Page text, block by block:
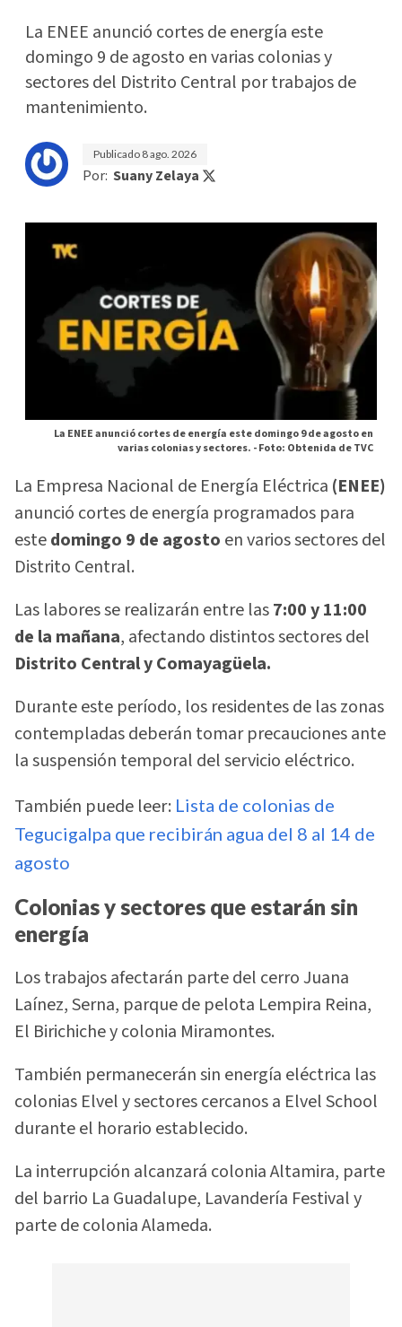
La ENEE anunció cortes de energía este
domingo 9 de agosto en varias colonias y
sectores del Distrito Central por trabajos de
mantenimiento.
Publicado 8 ago. 2026
Por: Suany Zelaya
La ENEE anunció cortes de energía este domingo 9 de agosto en
varias colonias y sectores. -Foto: Obtenida de TVC
La Empresa Nacional de Energía Eléctrica (ENEE)
anunció cortes de energía programados para
estedomingo 9 de agosto en varios sectores del
Distrito Central.
Las labores se realizarán entre las7:00 y 11:00
de la mañana, afectando distintos sectores del
Distrito Central y Comayagüela.
Durante este período, los residentes de las zonas
contempladas deberán tomar precauciones ante
la suspensión temporal del servicio eléctrico.
También puede leer: Lista de colonias de
Tegucigalpa que recibirán agua del 8 al 14 de
agosto
Colonias y sectores que estarán sin
energía
Los trabajos afectarán parte del cerro Juana
Laínez, Serna, parque de pelota Lempira Reina,
El Birichiche y colonia Miramontes.
También permanecerán sin energía eléctrica las
colonias Elvel y sectores cercanos a Elvel School
durante el horario establecido.
La interrupción alcanzará colonia Altamira, parte
del barrio La Guadalupe, Lavandería Festival y
parte de colonia Alameda.